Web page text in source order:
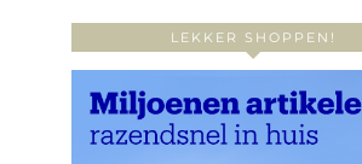
LEKKER SHOPPEN!